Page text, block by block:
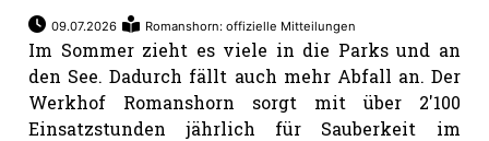
09.07.2026 Romanshorn: offizielle Mitteilungen
Im Sommer zieht es viele in die Parks und an
den See. Dadurch fällt auch mehr Abfall an. Der
Werkhof Romanshorn sorgt mit über 2'100
Einsatzstunden jährlich für Sauberkeit im